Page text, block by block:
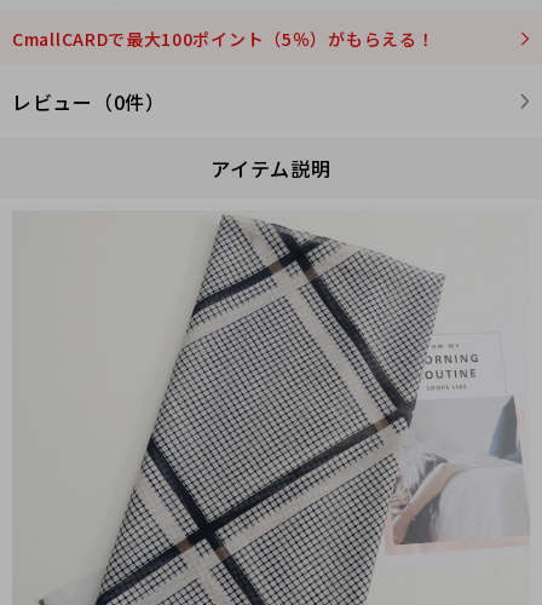
CmallCARDで最大100ポイント（5％）がもらえる！
レビュー（0件）
アイテム説明